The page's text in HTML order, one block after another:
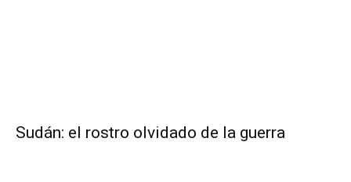
Sudán: el rostro olvidado de la guerra